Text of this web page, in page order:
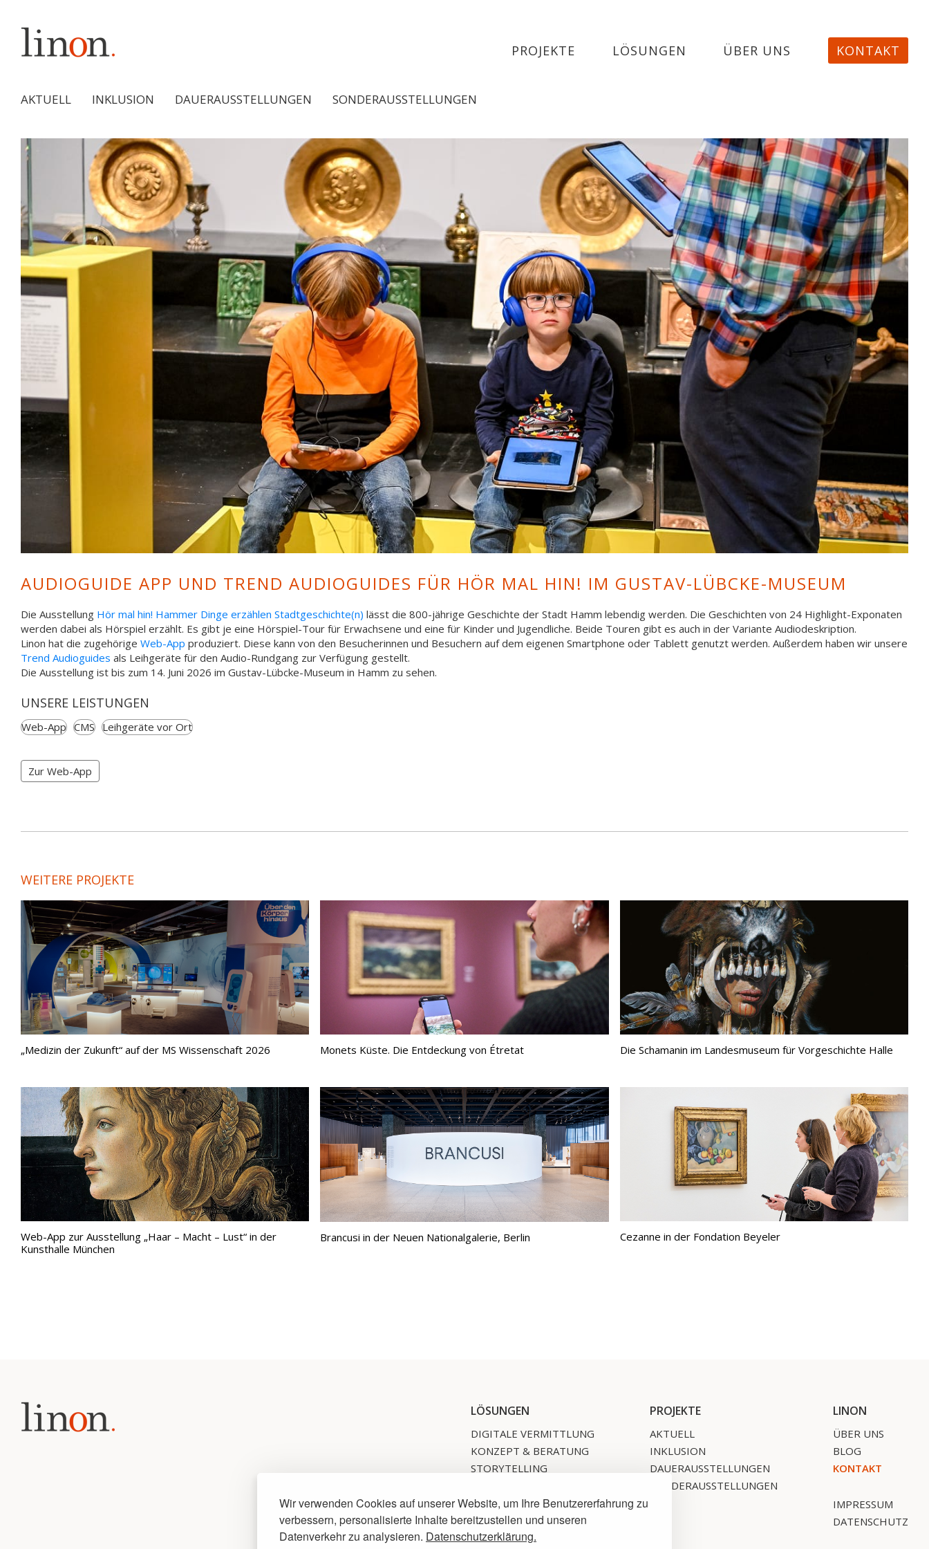
Wir verwenden Cookies auf unserer Website, um Ihre Benutzererfahrung zu
verbessern, personalisierte Inhalte bereitzustellen und unseren
Datenverkehr zu analysieren. Datenschutzerklärung.
PROJEKTE LÖSUNGEN ÜBER UNS KONTAKT
AKTUELL INKLUSION DAUERAUSSTELLUNGEN SONDERAUSSTELLUNGEN
AUDIOGUIDE APP UND TREND AUDIOGUIDES FÜR HÖR MAL HIN! IM GUSTAV-LÜBCKE-MUSEUM
Die Ausstellung Hör mal hin! Hammer Dinge erzählen Stadtgeschichte(n) lässt die 800-jährige Geschichte der Stadt Hamm lebendig werden. Die Geschichten von 24 Highlight-Exponaten
werden dabei als Hörspiel erzählt. Es gibt je eine Hörspiel-Tour für Erwachsene und eine für Kinder und Jugendliche. Beide Touren gibt es auch in der Variante Audiodeskription.
Linon hat die zugehörige Web-App produziert. Diese kann von den Besucherinnen und Besuchern auf dem eigenen Smartphone oder Tablett genutzt werden. Außerdem haben wir unsere
Trend Audioguides als Leihgeräte für den Audio-Rundgang zur Verfügung gestellt.
Die Ausstellung ist bis zum 14. Juni 2026 im Gustav-Lübcke-Museum in Hamm zu sehen.
UNSERE LEISTUNGEN
Web-App CMS Leihgeräte vor Ort
Zur Web-App
WEITERE PROJEKTE
„Medizin der Zukunft“ auf der MS Wissenschaft 2026 Monets Küste. Die Entdeckung von Étretat Die Schamanin im Landesmuseum für Vorgeschichte Halle
Web-App zur Ausstellung „Haar – Macht – Lust“ in der
Kunsthalle München
Brancusi in der Neuen Nationalgalerie, Berlin Cezanne in der Fondation Beyeler
LÖSUNGEN
DIGITALE VERMITTLUNG
KONZEPT & BERATUNG
STORYTELLING
MEDIENPRODUKTION
APP, WEB-APP & PWA
HARDWARE
PROJEKTE
AKTUELL
INKLUSION
DAUERAUSSTELLUNGEN
SONDERAUSSTELLUNGEN
LINON
ÜBER UNS
BLOG
KONTAKT
IMPRESSUM
DATENSCHUTZ